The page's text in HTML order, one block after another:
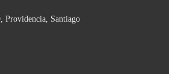
Providencia, Santiago